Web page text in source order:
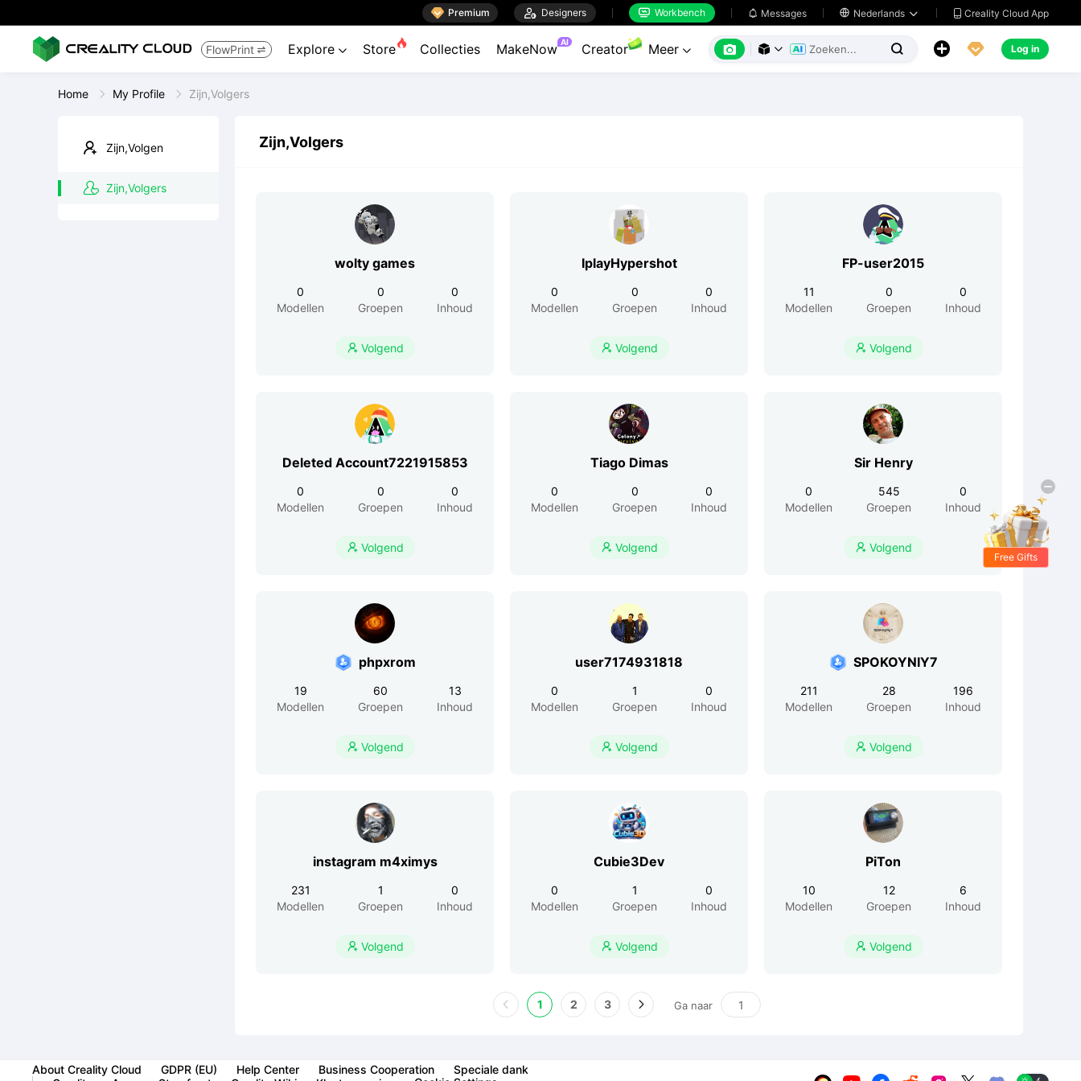
 Premium  Designers  Workbench  Messages  Nederlands   Creality Cloud App
FlowPrint  Explore  Store Collecties MakeNow AI Creator Meer        Log in
Home My Profile Zijn,Volgers
Zijn,Volgen
Zijn,Volgers
Zijn,Volgers
wolty games
0
Modellen
0
Groepen
0
Inhoud
 Volgend
IplayHypershot
0
Modellen
0
Groepen
0
Inhoud
 Volgend
FP-user2015
11
Modellen
0
Groepen
0
Inhoud
 Volgend
Deleted Account7221915853
0
Modellen
0
Groepen
0
Inhoud
 Volgend
Tiago Dimas
0
Modellen
0
Groepen
0
Inhoud
 Volgend
Sir Henry
0
Modellen
545
Groepen
0
Inhoud
 Volgend
phpxrom
19
Modellen
60
Groepen
13
Inhoud
 Volgend
user7174931818
0
Modellen
1
Groepen
0
Inhoud
 Volgend
SPOKOYNIY7
211
Modellen
28
Groepen
196
Inhoud
 Volgend
instagram m4ximys
231
Modellen
1
Groepen
0
Inhoud
 Volgend
Cubie3Dev
0
Modellen
1
Groepen
0
Inhoud
 Volgend
PiTon
10
Modellen
12
Groepen
6
Inhoud
 Volgend
1 2 3 Ga naar
About Creality Cloud GDPR (EU) Help Center Business Cooperation
Speciale dank
Free Gifts